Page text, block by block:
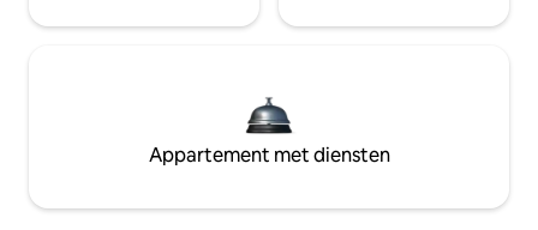
Appartement met diensten